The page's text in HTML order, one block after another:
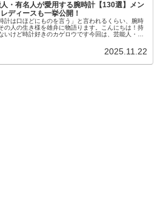
・有名人が愛用する腕時計【130選】メン
ディースも一挙公開！
時計は口ほどにものを言う」と言われるくらい、腕時
の人の生き様を雄弁に物語ります。こんにちは！持
いけど時計好きのカゲロウです今回は、芸能人・有
2025.11.22